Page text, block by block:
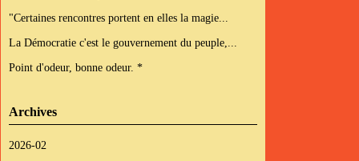
"Certaines rencontres portent en elles la magie...
La Démocratie c'est le gouvernement du peuple,...
Point d'odeur, bonne odeur. *
Archives
2026-02